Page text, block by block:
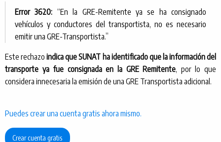
Error 3620: “En la GRE-Remitente ya se ha consignado
vehículos y conductores del transportista, no es necesario
emitir una GRE-Transportista.”
Este rechazo indica que SUNAT ha identificado que la información del
transporte ya fue consignada en la GRE Remitente, por lo que
considera innecesaria la emisión de una GRE Transportista adicional.
Puedes crear una cuenta gratis ahora mismo.
Crear cuenta gratis